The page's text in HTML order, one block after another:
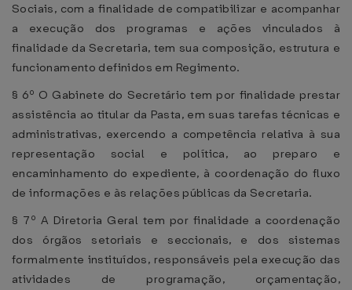
Sociais, com a finalidade de compatibilizar e acompanhar
a execução dos programas e ações vinculados à
finalidade da Secretaria, tem sua composição, estrutura e
funcionamento definidos em Regimento.
§ 6º O Gabinete do Secretário tem por finalidade prestar
assistência ao titular da Pasta, em suas tarefas técnicas e
administrativas, exercendo a competência relativa à sua
representação social e política, ao preparo e
encaminhamento do expediente, à coordenação do fluxo
de informações e às relações públicas da Secretaria.
§ 7º A Diretoria Geral tem por finalidade a coordenação
dos órgãos setoriais e seccionais, e dos sistemas
formalmente instituídos, responsáveis pela execução das
atividades de programação, orçamentação,